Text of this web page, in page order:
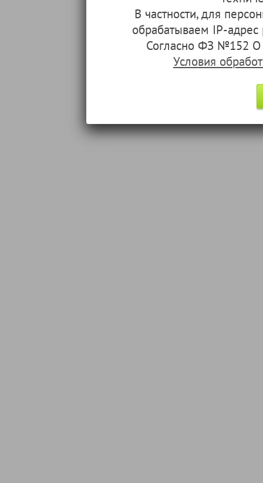
В частности, для
обрабатываем IP-
Согласно ФЗ №152 О
Условия